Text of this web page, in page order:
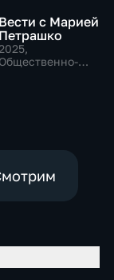
Вести с Марией
Петрашко
2025,
Общественно-